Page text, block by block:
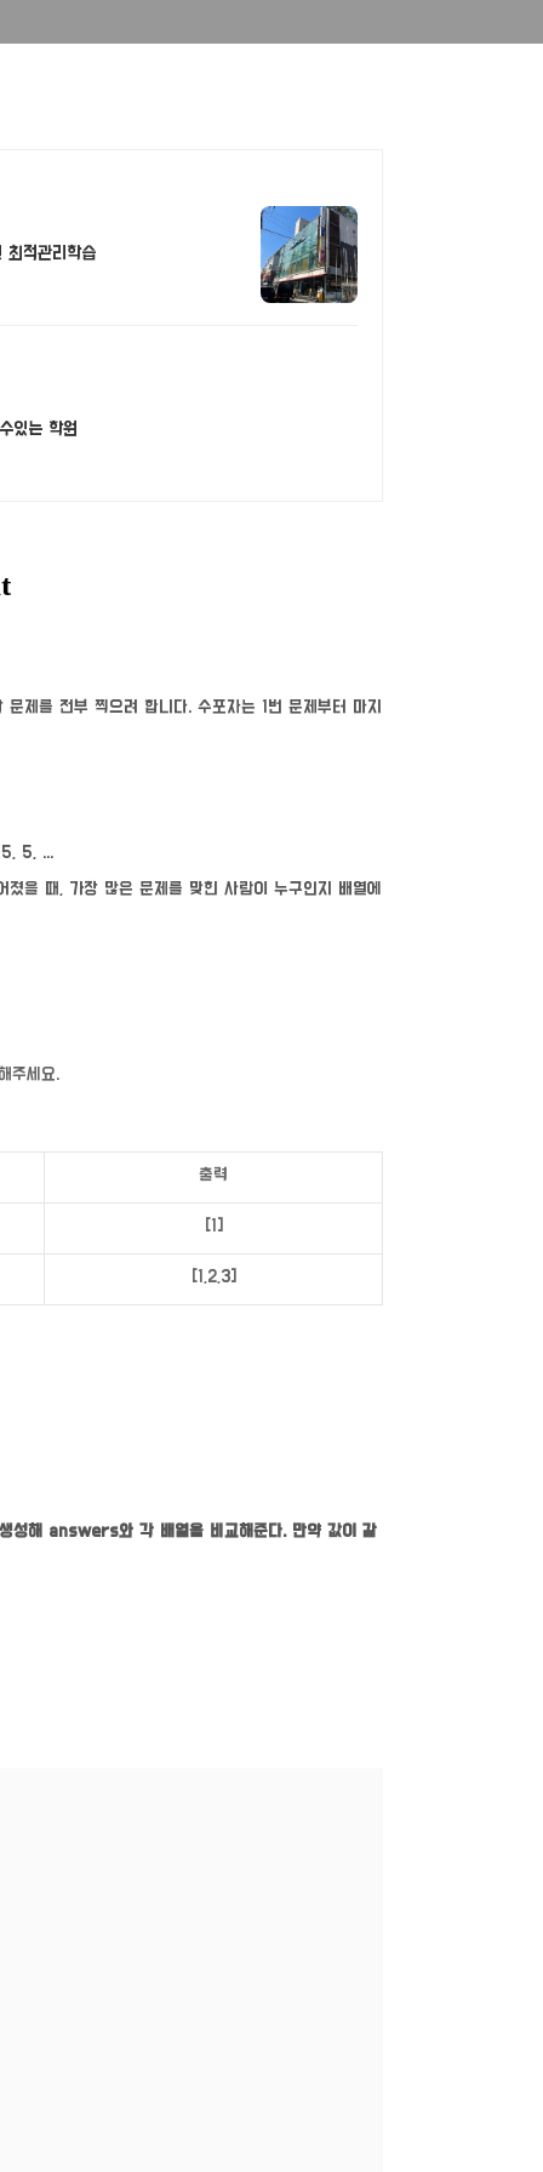
최적관리학습
학원 믿을수있는 학원
제를 전부 찍으려 합니다. 수포자는 1번 문제부터 마지
5, ...
을 때, 가장 많은 문제를 맞힌 사람이 누구인지 배열에
주세요.
출력
[1]
[1,2,3]
성해 answers와 각 배열을 비교해준다. 만약 값이 같